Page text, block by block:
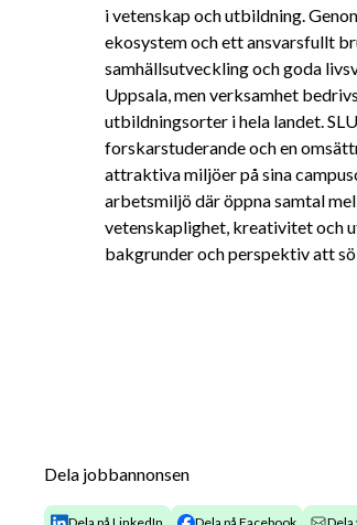
i vetenskap och utbildning.
ekosystem och ett ansvarsfullt
samhällsutveckling och goda
Uppsala, men verksamhet
utbildningsorter i hela landet.
forskarstuderande och en
attraktiva miljöer på sina
arbetsmiljö där öppna samtal
vetenskaplighet, kreativitet och
bakgrunder och perspektiv att
Dela jobbannonsen